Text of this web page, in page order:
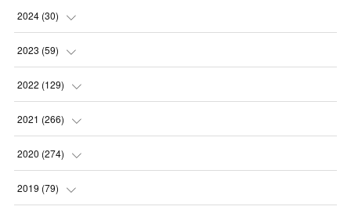
2024 (30)
(5
(4)
(5)
(1)
2023 (59)
(4)
(2)
(8)
(9
2022 (129)
(5)
(7)
(11
2021 (266)
(23
(22 )
2020 (274)
(21 )
2019 (79)